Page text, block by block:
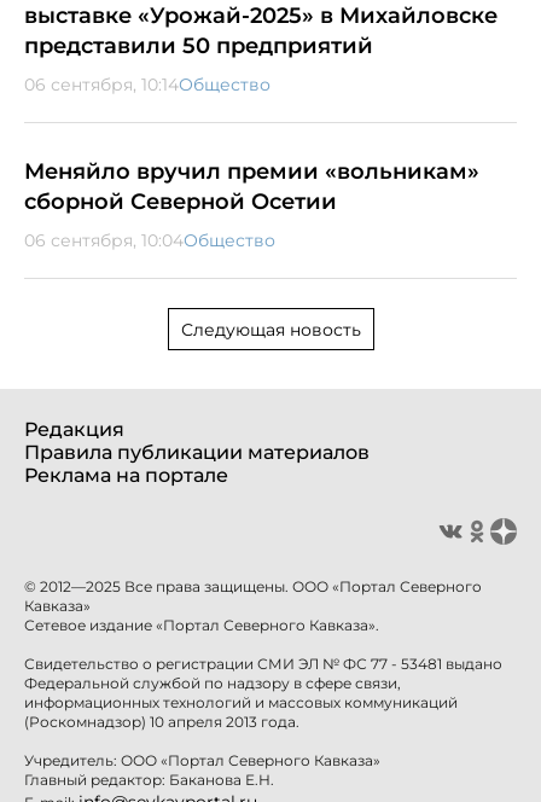
выставке «Урожай-2025» в Михайловске
представили 50 предприятий
06 сентября, 10:14Общество
Меняйло вручил премии «вольникам»
сборной Северной Осетии
06 сентября, 10:04Общество
Следующая новость
Редакция
Правила публикации материалов
Реклама на портале
© 2012—2025 Все права защищены. ООО «Портал Северного
Кавказа»
Сетевое издание «Портал Северного Кавказа».
Свидетельство о регистрации СМИ ЭЛ № ФС 77 - 53481 выдано
Федеральной службой по надзору в сфере связи,
информационных технологий и массовых коммуникаций
(Роскомнадзор) 10 апреля 2013 года.
Учредитель: ООО «Портал Северного Кавказа»
Главный редактор: Баканова Е.Н.